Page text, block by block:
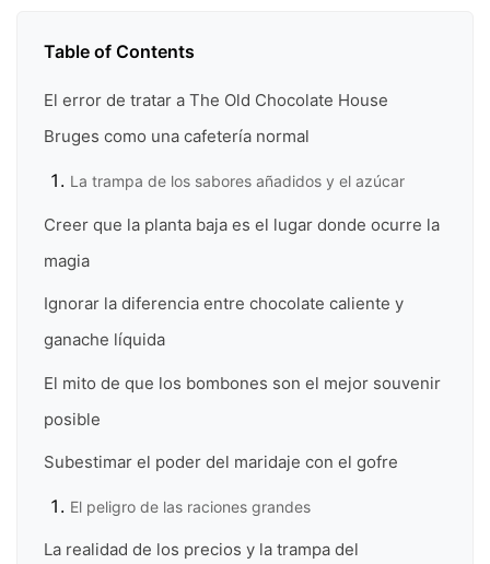
Table of Contents
El error de tratar a The Old Chocolate House
Bruges como una cafetería normal
La trampa de los sabores añadidos y el azúcar
Creer que la planta baja es el lugar donde ocurre la
magia
Ignorar la diferencia entre chocolate caliente y
ganache líquida
El mito de que los bombones son el mejor souvenir
posible
Subestimar el poder del maridaje con el gofre
El peligro de las raciones grandes
La realidad de los precios y la trampa del